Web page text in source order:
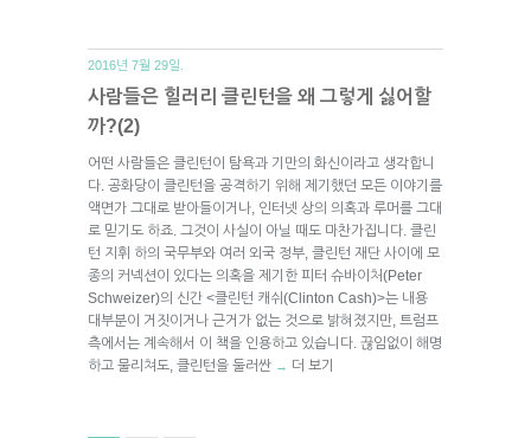
2016년 7월 29일.
사람들은 힐러리 클린턴을 왜 그렇게 싫어할
까?(2)
어떤 사람들은 클린턴이 탐욕과 기만의 화신이라고 생각합니
다. 공화당이 클린턴을 공격하기 위해 제기했던 모든 이야기를
액면가 그대로 받아들이거나, 인터넷 상의 의혹과 루머를 그대
로 믿기도 하죠. 그것이 사실이 아닐 때도 마찬가집니다. 클린
턴 지휘 하의 국무부와 여러 외국 정부, 클린턴 재단 사이에 모
종의 커넥션이 있다는 의혹을 제기한 피터 슈바이처(Peter
Schweizer)의 신간 <클린턴 캐쉬(Clinton Cash)>는 내용
대부분이 거짓이거나 근거가 없는 것으로 밝혀졌지만, 트럼프
측에서는 계속해서 이 책을 인용하고 있습니다. 끊임없이 해명
하고 물리쳐도, 클린턴을 둘러싼 → 더 보기